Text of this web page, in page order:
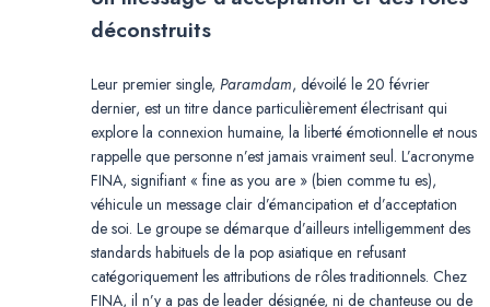
déconstruits
Leur premier single, Paramdam, dévoilé le 20 février
dernier, est un titre dance particulièrement électrisant qui
explore la connexion humaine, la liberté émotionnelle et nous
rappelle que personne n’est jamais vraiment seul. L’acronyme
FINA, signifiant « fine as you are » (bien comme tu es),
véhicule un message clair d’émancipation et d’acceptation
de soi. Le groupe se démarque d’ailleurs intelligemment des
standards habituels de la pop asiatique en refusant
catégoriquement les attributions de rôles traditionnels. Chez
FINA, il n’y a pas de leader désignée, ni de chanteuse ou de